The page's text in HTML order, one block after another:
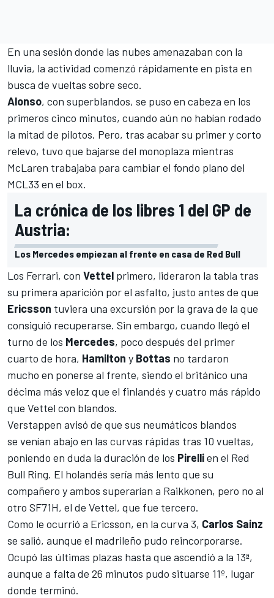
En una sesión donde las nubes amenazaban con la
lluvia, la actividad comenzó rápidamente en pista en
busca de vueltas sobre seco.
Alonso, con superblandos, se puso en cabeza en los
primeros cinco minutos, cuando aún no habían rodado
la mitad de pilotos. Pero, tras acabar su primer y corto
relevo, tuvo que bajarse del monoplaza mientras
McLaren trabajaba para cambiar el fondo plano del
MCL33 en el box.
La crónica de los libres 1 del GP de
Austria:
Los Mercedes empiezan al frente en casa de Red Bull
Los Ferrari, con Vettel primero, lideraron la tabla tras
su primera aparición por el asfalto, justo antes de que
Ericsson tuviera una excursión por la grava de la que
consiguió recuperarse. Sin embargo, cuando llegó el
turno de los Mercedes, poco después del primer
cuarto de hora, Hamilton y Bottas no tardaron
mucho en ponerse al frente, siendo el británico una
décima más veloz que el finlandés y cuatro más rápido
que Vettel con blandos.
Verstappen avisó de que sus neumáticos blandos
se venían abajo en las curvas rápidas tras 10 vueltas,
poniendo en duda la duración de los Pirellien el Red
Bull Ring. El holandés sería más lento que su
compañero y ambos superarían a Raikkonen, pero no al
otro SF71H, el de Vettel, que fue tercero.
Como le ocurrió a Ericsson, en la curva 3, Carlos Sainz
se salió, aunque el madrileño pudo reincorporarse.
Ocupó las últimas plazas hasta que ascendió a la 13ª,
aunque a falta de 26 minutos pudo situarse 11º, lugar
donde terminó.